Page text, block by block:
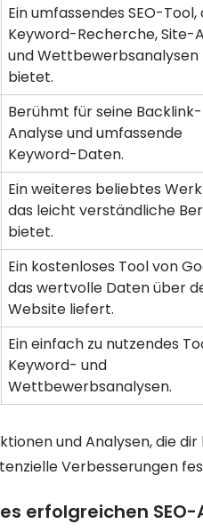
Ein umfassendes SEO-Tool,
Keyword-Recherche, Site-
und Wettbewerbsanalysen
bietet.
Berühmt für seine Backlink-
Analyse und umfassende
Keyword-Daten.
Ein weiteres beliebtes
das leicht verständliche
bietet.
Ein kostenloses Tool von
das wertvolle Daten über
Website liefert.
Ein einfach zu nutzendes
Keyword- und
Wettbewerbsanalysen.
und Analysen, die
Verbesserungen
erfolgreichen